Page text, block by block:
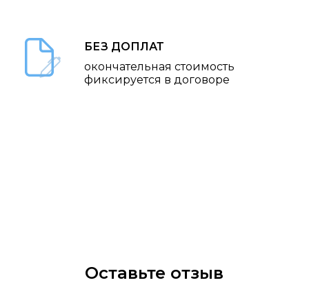
БЕЗ ДОПЛАТ
окончательная стоимость
фиксируется в договоре
Оставьте отзыв